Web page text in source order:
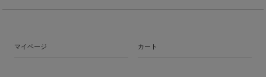
マイページ カート